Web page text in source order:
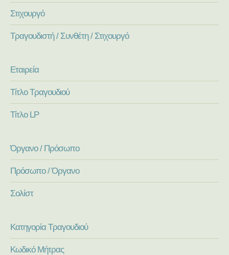
Στιχουργό
Τραγουδιστή / Συνθέτη / Στιχουργό
Εταιρεία
Τίτλο Τραγουδιού
Τίτλο LP
Όργανο / Πρόσωπο
Πρόσωπο / Όργανο
Σολίστ
Κατηγορία Τραγουδιού
Κωδικό Μήτρας